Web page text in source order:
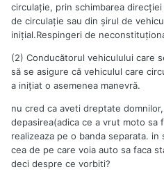
circulație, prin schimbarea
de circulație sau din șirul de
inițial.Respingeri de
(2) Conducătorul vehiculului care
să se asigure că vehiculul care
a inițiat o asemenea manevră.
nu cred ca aveti dreptate
depasirea(adica ce a vrut moto sa
realizeaza pe o banda separata.
cea de pe care voia auto sa faca
deci despre ce vorbiti?